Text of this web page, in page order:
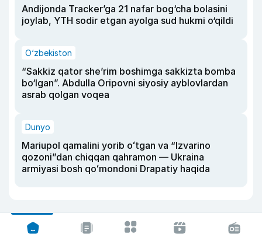
Andijonda Tracker’ga 21 nafar bog‘cha bolasini
joylab, YTH sodir etgan ayolga sud hukmi o‘qildi
O‘zbekiston
“Sakkiz qator she’rim boshimga sakkizta bomba
bo‘lgan”. Abdulla Oripovni siyosiy ayblovlardan
asrab qolgan voqea
Dunyo
Mariupol qamalini yorib oʻtgan va “Izvarino
qozoni”dan chiqqan qahramon — Ukraina
armiyasi bosh qoʻmondoni Drapatiy haqida